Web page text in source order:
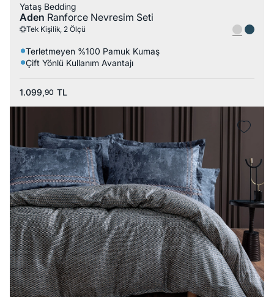
Yataş Bedding
Aden Ranforce Nevresim Seti
Tek Kişilik, 2 Ölçü
Terletmeyen %100 Pamuk Kumaş
Çift Yönlü Kullanım Avantajı
1.099,90 TL